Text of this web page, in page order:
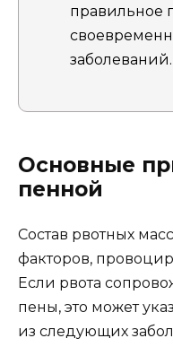
правильное
заболеваний.
Основные
пенной
Состав рвотных
факторов,
Если рвота
пены, это может
из следующих